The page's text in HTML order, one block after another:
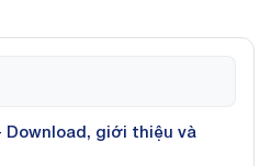
Download, giới thiệu và